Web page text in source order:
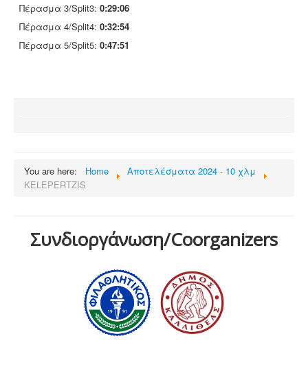
Πέρασμα 3/Split3: 0:29:06
Πέρασμα 4/Split4: 0:32:54
Πέρασμα 5/Split5: 0:47:51
You are here: Home
Αποτελέσματα 2024 - 10 χλμ
KELEPERTZIS
Συνδιοργάνωση/Coorganizers